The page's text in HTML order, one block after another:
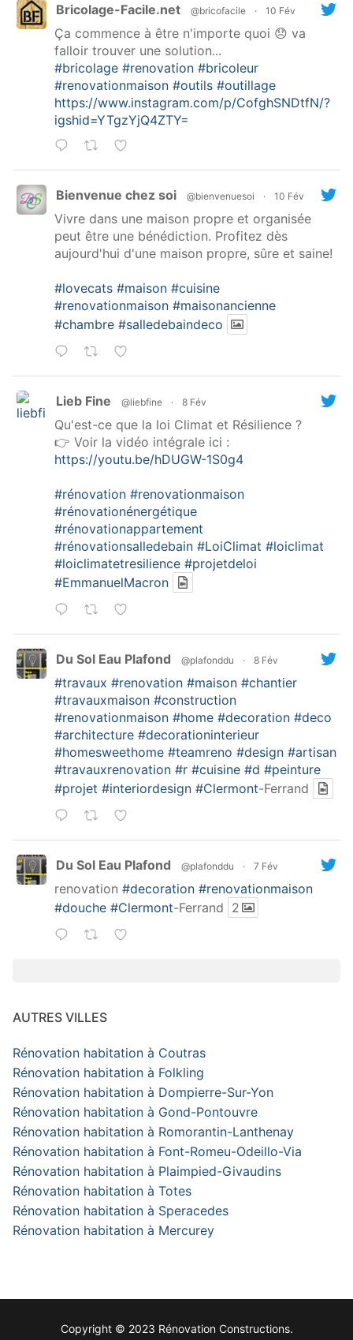
Bricolage-Facile.net @bricofacile · 10 Fév
Ça commence à être n'importe quoi 😞 va
falloir trouver une solution...
#bricolage #renovation #bricoleur
#renovationmaison #outils #outillage
https://www.instagram.com/p/CofghSNDtfN/?
igshid=YTgzYjQ4ZTY=
Bienvenue chez soi @bienvenuesoi · 10 Fév
Vivre dans une maison propre et organisée
peut être une bénédiction. Profitez dès
aujourd'hui d'une maison propre, sûre et saine!
#lovecats #maison #cuisine
#renovationmaison #maisonancienne
#chambre #salledebaindeco
Lieb Fine @liebfine · 8 Fév
Qu'est-ce que la loi Climat et Résilience ?
👉 Voir la vidéo intégrale ici :
https://youtu.be/hDUGW-1S0g4
#rénovation #renovationmaison
#rénovationénergétique
#rénovationappartement
#rénovationsalledebain #LoiClimat #loiclimat
#loiclimatetresilience #projetdeloi
#EmmanuelMacron
Du Sol Eau Plafond @plafonddu · 8 Fév
#travaux #renovation #maison #chantier
#travauxmaison #construction
#renovationmaison #home #decoration #deco
#architecture #decorationinterieur
#homesweethome #teamreno #design #artisan
#travauxrenovation #r #cuisine #d #peinture
#projet #interiordesign #Clermont-Ferrand
Du Sol Eau Plafond @plafonddu · 7 Fév
renovation #decoration #renovationmaison
#douche #Clermont-Ferrand 2
AUTRES VILLES
Rénovation habitation à Coutras
Rénovation habitation à Folkling
Rénovation habitation à Dompierre-Sur-Yon
Rénovation habitation à Gond-Pontouvre
Rénovation habitation à Romorantin-Lanthenay
Rénovation habitation à Font-Romeu-Odeillo-Via
Rénovation habitation à Plaimpied-Givaudins
Rénovation habitation à Totes
Rénovation habitation à Speracedes
Rénovation habitation à Mercurey
Copyright © 2023 Rénovation Constructions.